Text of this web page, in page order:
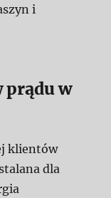
i
prądu w
klientów
dla